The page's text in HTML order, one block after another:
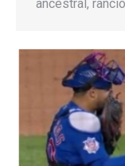
ancestral,